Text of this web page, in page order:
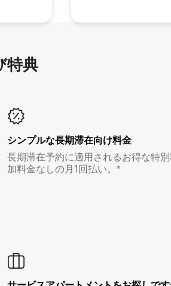
特⁠典
シンプルな長期滞在向け料金
長期滞在予約に適用されるお得な特
加料金なしの月1回払い。*